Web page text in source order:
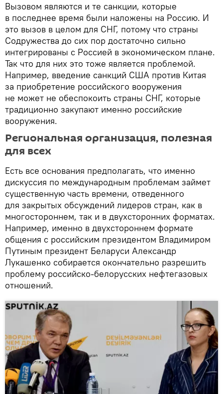
Вызовом являются и те санкции, которые
в последнее время были наложены на Россию. И
это вызов в целом для СНГ, потому что страны
Содружества до сих пор достаточно сильно
интегрированы с Россией в экономическом плане.
Так что для них это тоже является проблемой.
Например, введение санкций США против Китая
за приобретение российского вооружения
не может не обеспокоить страны СНГ, которые
традиционно закупают именно российские
вооружения.
Региональная организация, полезная
для всех
Есть все основания предполагать, что именно
дискуссия по международным проблемам займет
существенную часть времени, отведенного
для закрытых обсуждений лидеров стран, как в
многостороннем, так и в двухсторонних форматах.
Например, именно в двухстороннем формате
общения с российским президентом Владимиром
Путиным президент Беларуси Александр
Лукашенко собирается окончательно разрешить
проблему российско-белорусских нефтегазовых
отношений.